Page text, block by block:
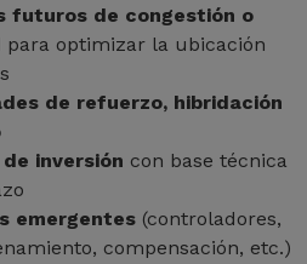
futuros de congestión o
para optimizar la ubicación
de refuerzo, hibridación
inversión con base técnica
emergentes (controladores,
compensación, etc.)